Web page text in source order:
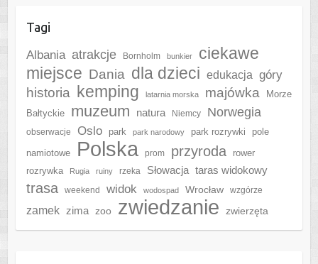
Tagi
Albania atrakcje Bornholm bunkier
ciekawe
miejsce Dania dla dzieci edukacja góry
historia kemping latarnia morska majówka
Morze
Bałtyckie
muzeum natura Niemcy Norwegia
obserwacje Oslo park park narodowy park rozrywki
pole
namiotowe
Polska prom przyroda
rower
rozrywka
Rugia ruiny rzeka Słowacja taras widokowy
trasa weekend widok wodospad Wrocław wzgórze
zamek zima zoo zwiedzanie zwierzęta